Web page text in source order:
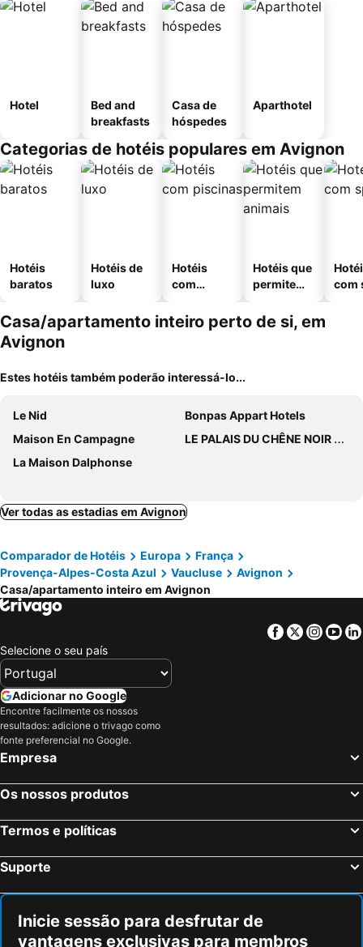
Hotel
Bed and
breakfasts
Casa de
hóspedes
Aparthotel
Categorias de hotéis populares em Avignon
Hotéis
baratos
Hotéis de
luxo
Hotéis
com
Hotéis que
permitem
com
Casa/apartamento inteiro perto de si, em
Avignon
Estes hotéis também poderão interessá-lo...
Le Nid
Bonpas Appart Hotels
Maison En Campagne
LE PALAIS DU CHÊNE NOIR WiFI GRATUIT
La Maison Dalphonse
Ver todas as estadias em Avignon
Comparador de Hotéis Europa
França
Provença-Alpes-Costa Azul
Vaucluse
Avignon
Casa/apartamento inteiro em Avignon
Facebook
Twitter
Selecione o seu país
Adicionar no Google
Encontre facilmente os nossos
resultados: adicione o trivago como
fonte preferencial no Google.
Empresa
Os nossos produtos
Termos e políticas
Suporte
Inicie sessão para desfrutar de
vantagens exclusivas para membros